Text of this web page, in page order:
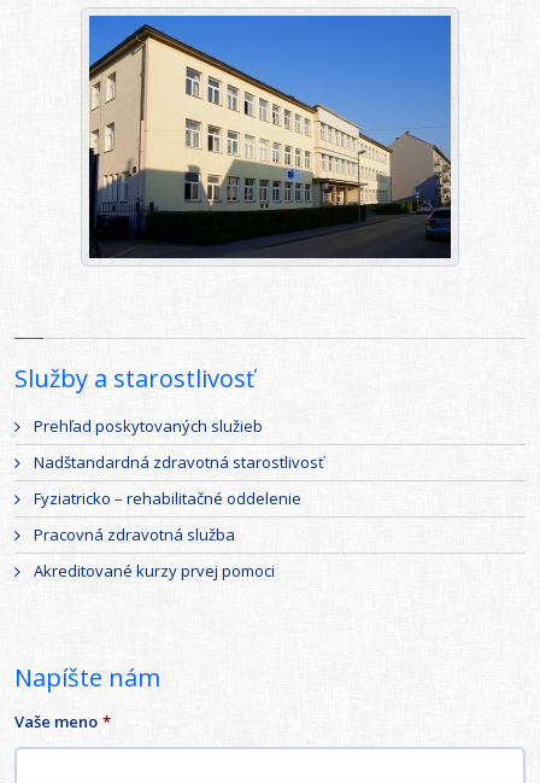
Služby a starostlivosť
Prehľad poskytovaných služieb
Nadštandardná zdravotná starostlivosť
Fyziatricko – rehabilitačné oddelenie
Pracovná zdravotná služba
Akreditované kurzy prvej pomoci
Napíšte nám
Vaše meno *